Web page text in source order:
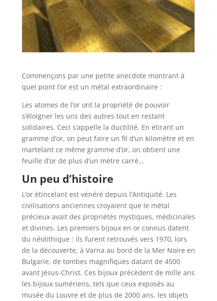
Commençons par une petite anecdote montrant à
quel point l’or est un métal extraordinaire :
Les atomes de l’or ont la propriété de pouvoir
s’éloigner les uns des autres tout en restant
solidaires. Ceci s’appelle la ductilité. En étirant un
gramme d’or, on peut faire un fil d’un kilomètre et en
martelant ce même gramme d’or, on obtient une
feuille d’or de plus d’un mètre carré…
Un peu d’histoire
L’or étincelant est vénéré depuis l’Antiquité. Les
civilisations anciennes croyaient que le métal
précieux avait des propriétés mystiques, médicinales
et divines. Les premiers bijoux en or connus datent
du néolithique : ils furent retrouvés vers 1970, lors
de la découverte, à Varna au bord de la Mer Noire en
Bulgarie, de tombes magnifiques datant de 4500
avant Jésus-Christ. Ces bijoux précèdent de mille ans
les bijoux sumériens, tels que ceux exposés au
musée du Louvre et de plus de 2000 ans, les objets